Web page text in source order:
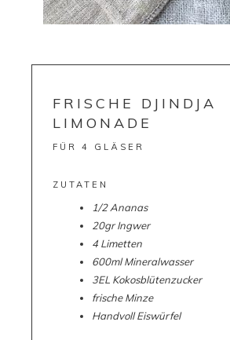
FRISCHE DJINDJA
LIMONADE
FÜR 4 GLÄSER
ZUTATEN
1/2 Ananas
20gr Ingwer
4 Limetten
600ml Mineralwasser
3EL Kokosblütenzucker
frische Minze
Handvoll Eiswürfel